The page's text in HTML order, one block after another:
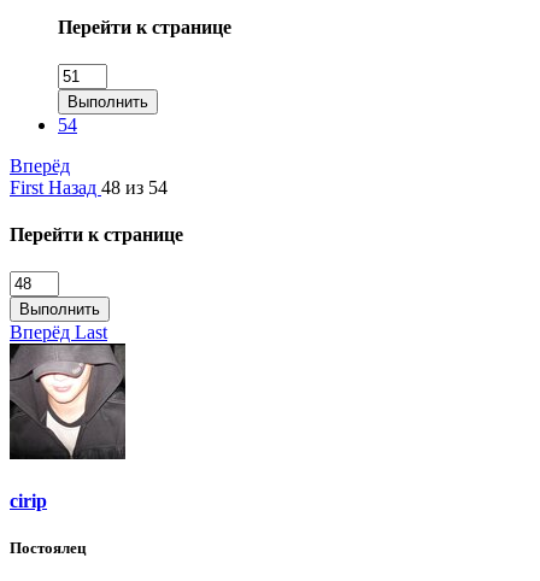
Перейти к странице
Выполнить
54
Вперёд
First Назад 48 из 54
Перейти к странице
Выполнить
Вперёд Last
cirip
Постоялец